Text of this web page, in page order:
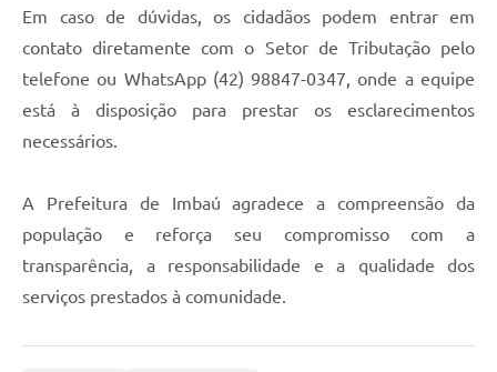
Em caso de dúvidas, os cidadãos podem entrar em
contato diretamente com o Setor de Tributação pelo
telefone ou WhatsApp (42) 98847-0347, onde a equipe
está à disposição para prestar os esclarecimentos
necessários.
A Prefeitura de Imbaú agradece a compreensão da
população e reforça seu compromisso com a
transparência, a responsabilidade e a qualidade dos
serviços prestados à comunidade.